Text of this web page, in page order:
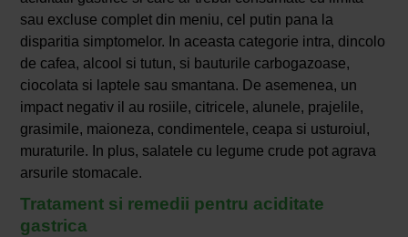
sau excluse complet din meniu, cel putin pana la
disparitia simptomelor. In aceasta categorie intra, dincolo
de cafea, alcool si tutun, si bauturile carbogazoase,
ciocolata si laptele sau smantana. De asemenea, un
impact negativ il au rosiile, citricele, alunele, prajelile,
grasimile, maioneza, condimentele, ceapa si usturoiul,
muraturile. In plus, salatele cu legume crude pot agrava
arsurile stomacale.
Tratament si remedii pentru aciditate
gastrica